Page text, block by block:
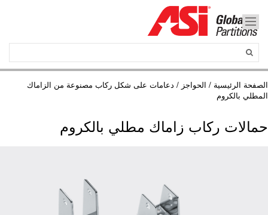
الصفحة الرئيسية / الحواجز / دعامات على شكل ركاب مصنوعة من الزاماك
المطلي بالكروم
حمالات ركاب زاماك مطلي بالكروم